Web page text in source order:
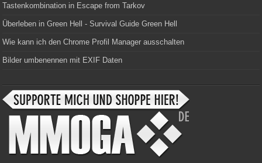
Tastenkombination in Escape from Tarkov
Überleben in Green Hell - Survival Guide Green Hell
Wie kann ich den Chrome Profil Manager ausschalten
Bilder umbenennen mit EXIF Daten